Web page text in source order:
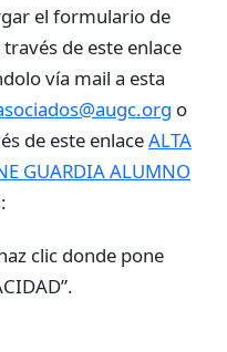
el formulario de
de este enlace
vía mail a esta
o
de este enlaceALTA
GUARDIA ALUMNO
clic donde pone